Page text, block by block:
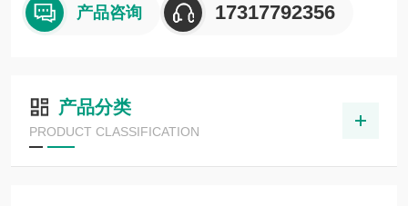
产品咨询 17317792356
产品分类
PRODUCT CLASSIFICATION